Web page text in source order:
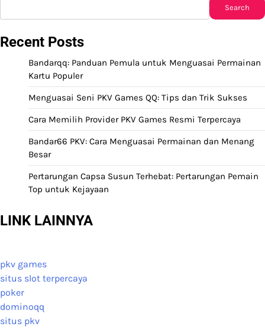
Search
Recent Posts
Bandarqq: Panduan Pemula untuk Menguasai Permainan
Kartu Populer
Menguasai Seni PKV Games QQ: Tips dan Trik Sukses
Cara Memilih Provider PKV Games Resmi Terpercaya
Bandar66 PKV: Cara Menguasai Permainan dan Menang
Besar
Pertarungan Capsa Susun Terhebat: Pertarungan Pemain
Top untuk Kejayaan
LINK LAINNYA
pkv games
situs slot terpercaya
poker
dominoqq
situs pkv